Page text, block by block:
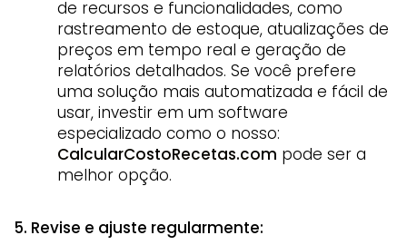
de recursos e funcionalidades, como
rastreamento de estoque, atualizações de
preços em tempo real e geração de
relatórios detalhados. Se você prefere
uma solução mais automatizada e fácil de
usar, investir em um software
especializado como o nosso:
CalcularCostoRecetas.com pode ser a
melhor opção.
5. Revise e ajuste regularmente: